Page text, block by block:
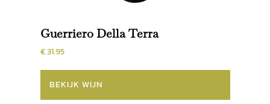
Guerriero Della Terra
€ 31.95
BEKIJK WIJN